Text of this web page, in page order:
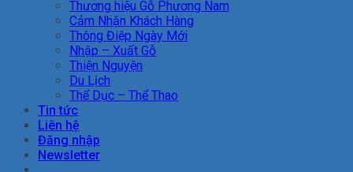
Thương hiệu Gỗ Phương Nam
Cảm Nhận Khách Hàng
Thông Điệp Ngày Mới
Nhập – Xuất Gỗ
Thiện Nguyện
Du Lịch
Thể Dục – Thể Thao
Tin tức
Liên hệ
Đăng nhập
Newsletter